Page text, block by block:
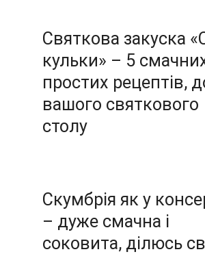
Святкова закуска
кульки» – 5
простих рецептів,
вашого святкового
столу
Скумбрія як у
– дуже смачна і
соковита, ділюсь